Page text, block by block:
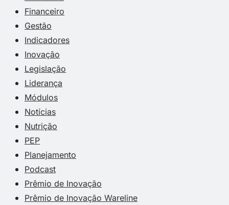
Financeiro
Gestão
Indicadores
Inovação
Legislação
Liderança
Módulos
Notícias
Nutrição
PEP
Planejamento
Podcast
Prêmio de Inovação
Prêmio de Inovação Wareline